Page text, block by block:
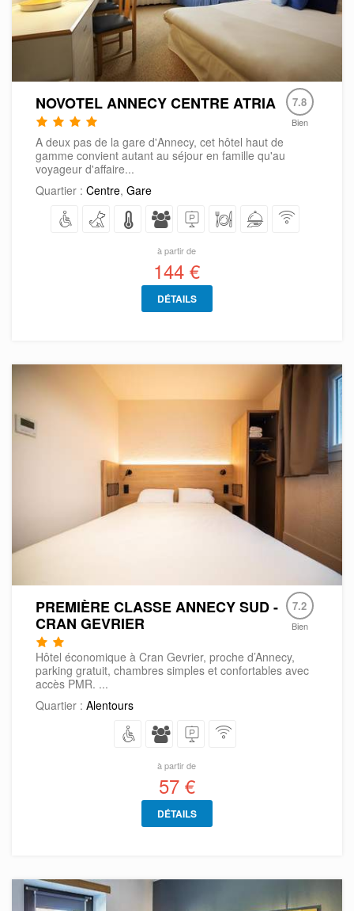
NOVOTEL ANNECY CENTRE ATRIA 7.8
Bien
A deux pas de la gare d'Annecy, cet hôtel haut de
gamme convient autant au séjour en famille qu'au
voyageur d'affaire...
Quartier : Centre, Gare
à partir de
144 €
DÉTAILS
PREMIÈRE CLASSE ANNECY SUD -
CRAN GEVRIER
7.2
Bien
Hôtel économique à Cran Gevrier, proche d’Annecy,
parking gratuit, chambres simples et confortables avec
accès PMR. ...
Quartier : Alentours
à partir de
57 €
DÉTAILS